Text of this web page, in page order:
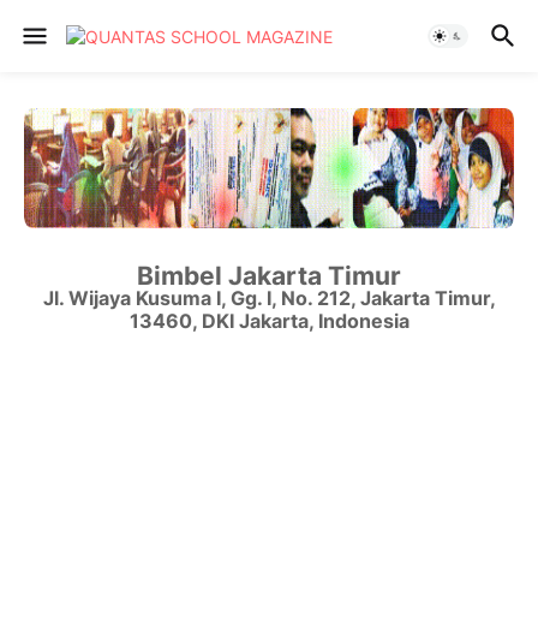
Bimbel Jakarta Timur
Jl. Wijaya Kusuma I, Gg. I, No. 212, Jakarta Timur,
13460, DKI Jakarta, Indonesia